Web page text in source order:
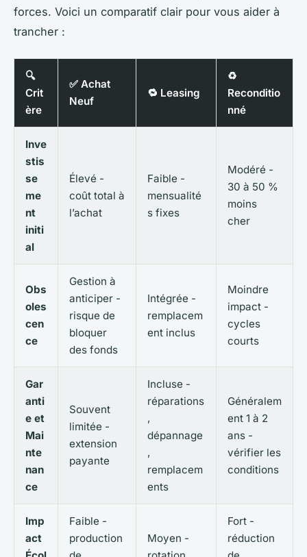
forces. Voici un comparatif clair pour vous aider à
trancher :
🔍
Crit
ère
✅ Achat
Neuf
🔁 Leasing
♻️
Reconditio
nné
Inve
stis
se
me
nt
initi
al
Élevé -
coût total à
l’achat
Faible -
mensualité
s fixes
Modéré -
30 à 50 %
moins
cher
Obs
oles
cen
ce
Gestion à
anticiper -
risque de
bloquer
des fonds
Intégrée -
remplacem
ent inclus
Moindre
impact -
cycles
courts
Gar
anti
e et
Mai
nte
nan
ce
Souvent
limitée -
extension
payante
Incluse -
réparations
,
dépannage
,
remplacem
ents
Généralem
ent 1 à 2
ans -
vérifier les
conditions
Imp
act
Faible -
production
Moyen -
Fort -
réduction